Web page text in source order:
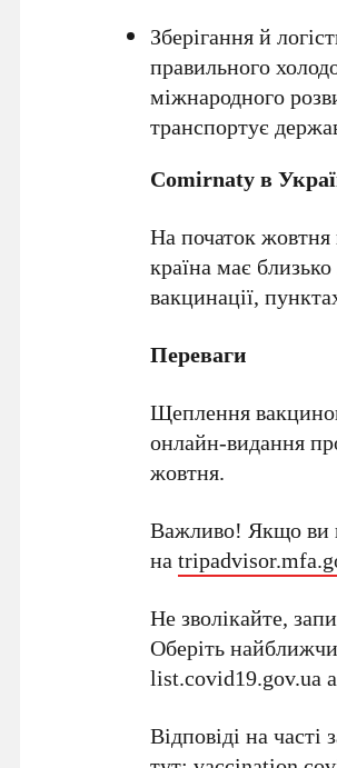
Зберігання й
правильного
міжнародного
транспортує
Comirnaty в
На початок
країна має
вакцинації,
Переваги
Щеплення
онлайн-видання
жовтня.
Важливо! Якщо ви
на
Не зволікайте,
Оберіть
list.covid19.gov.ua
Відповіді на